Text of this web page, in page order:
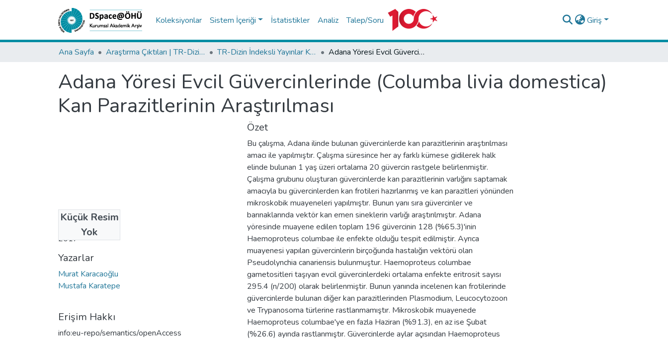
Koleksiyonlar Sistem İçeriği İstatistikler Analiz Talep/Soru Giriş
Ana Sayfa Araştırma Çıktıları | TR-Dizin | WoS | Scopus | PubMed TR-Dizin İndeksli Yayınlar Koleksiyonu Adana Yöresi Evcil Güvercinlerinde (Columba livia domestica) Kan Parazitlerinin Araştırılması
Adana Yöresi Evcil Güvercinlerinde (Columba livia domestica)
Kan Parazitlerinin Araştırılması
Küçük Resim
Yok
Tarih
2017
Yazarlar
Murat Karacaoğlu
Mustafa Karatepe
Erişim Hakkı
info:eu-repo/semantics/openAccess
Özet
Bu çalışma, Adana ilinde bulunan güvercinlerde kan parazitlerinin araştırılması
amacı ile yapılmıştır. Çalışma süresince her ay farklı kümese gidilerek halk
elinde bulunan 1 yaş üzeri ortalama 20 güvercin rastgele belirlenmiştir.
Çalışma grubunu oluşturan güvercinlerde kan parazitlerinin varlığını saptamak
amacıyla bu güvercinlerden kan frotileri hazırlanmış ve kan parazitleri yönünden
mikroskobik muayeneleri yapılmıştır. Bunun yanı sıra güvercinler ve
barınaklarında vektör kan emen sineklerin varlığı araştırılmıştır. Adana
yöresinde muayene edilen toplam 196 güvercinin 128 (%65.3)'inin
Haemoproteus columbae ile enfekte olduğu tespit edilmiştir. Ayrıca
muayenesi yapılan güvercinlerin birçoğunda hastalığın vektörü olan
Pseudolynchia canariensis bulunmuştur. Haemoproteus columbae
gametositleri taşıyan evcil güvercinlerdeki ortalama enfekte eritrosit sayısı
295.4 (n/200) olarak belirlenmiştir. Bunun yanında incelenen kan frotilerinde
güvercinlerde bulunan diğer kan parazitlerinden Plasmodium, Leucocytozoon
ve Trypanosoma türlerine rastlanmamıştır. Mikroskobik muayenede
Haemoproteus columbae'ye en fazla Haziran (%91.3), en az ise Şubat
(%26.6) ayında rastlanmıştır. Güvercinlerde aylar açısından Haemoproteus